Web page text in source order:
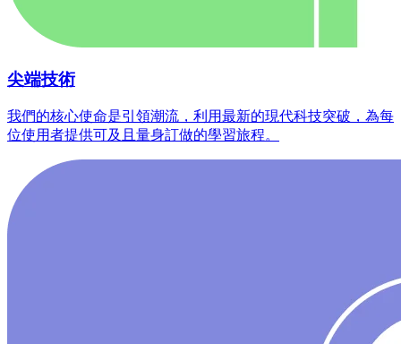
尖端技術
我們的核心使命是引領潮流，利用最新的現代科技突破，為每
位使用者提供可及且量身訂做的學習旅程。